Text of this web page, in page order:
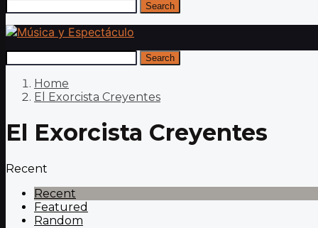
Search
Search
Home
El Exorcista Creyentes
El Exorcista Creyentes
Recent
Recent
Featured
Random